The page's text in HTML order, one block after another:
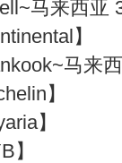
马来西亚
】
马来
】
】
】